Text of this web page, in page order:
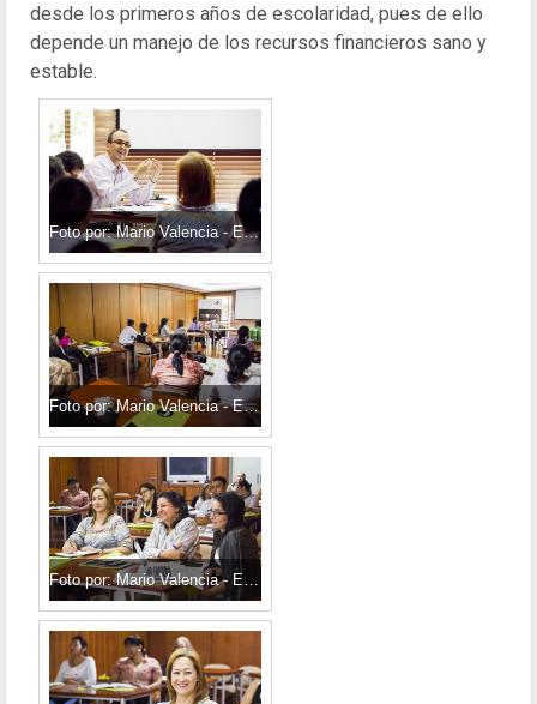
desde los primeros años de escolaridad, pues de ello
depende un manejo de los recursos financieros sano y
estable.